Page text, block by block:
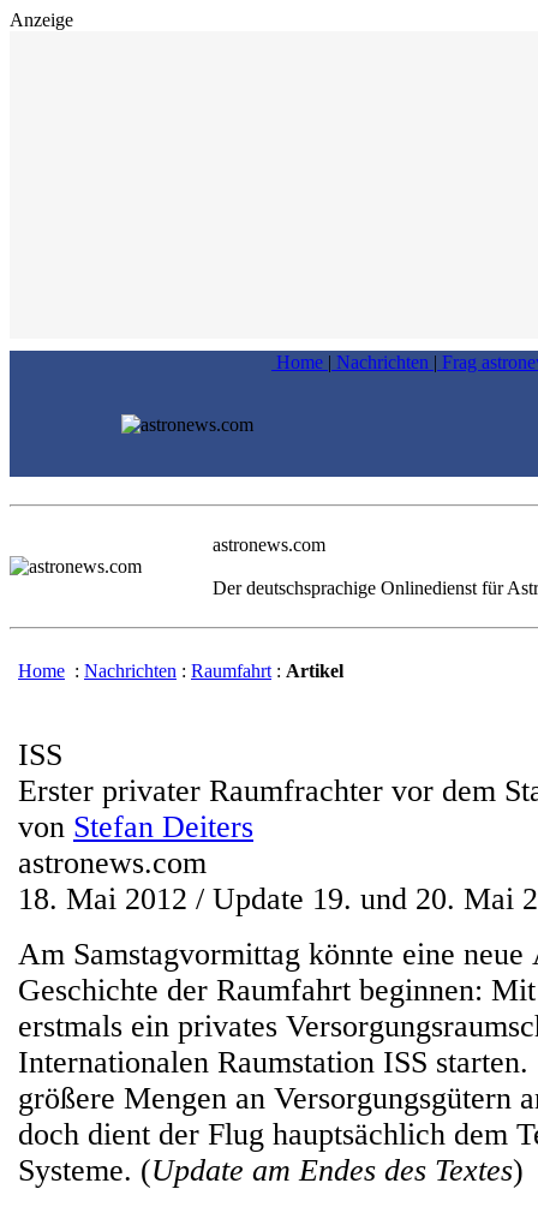
Anzeige
Home | Nachrichten | Frag
astronews.com
Der deutschsprachige Onlinedienst für
Home : Nachrichten : Raumfahrt : Artikel
ISS
Erster privater Raumfrachter vor dem
von Stefan Deiters
astronews.com
18. Mai 2012 / Update 19. und 20. Mai
Am Samstagvormittag könnte eine
Geschichte der Raumfahrt beginnen:
erstmals ein privates
Internationalen Raumstation ISS
größere Mengen an Versorgungsgütern
doch dient der Flug hauptsächlich dem
Systeme. (Update am Endes des Textes)